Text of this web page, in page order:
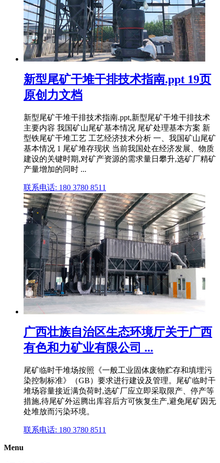
新型尾矿干堆干排技术指南.ppt 19页
原创力文档
新型尾矿干堆干排技术指南.ppt,新型尾矿干堆干排技术
主要内容 我国矿山尾矿基本情况 尾矿处理基本方案 新
型铁尾矿干堆工艺 工艺经济技术分析 一、我国矿山尾矿
基本情况 1 尾矿堆存现状 当前我国处在经济发展、物质
建设的关键时期,对矿产资源的需求量日攀升,选矿厂精矿
产量增加的同时 ...
联系电话: 180 3780 8511
广西壮族自治区生态环境厅关于广西
有色和力矿业有限公司 ...
尾矿临时干堆场按照《一般工业固体废物贮存和填埋污
染控制标准》（GB）要求进行建设及管理。尾矿临时干
堆场容量接近满负荷时,选矿厂应立即采取限产、停产等
措施,待尾矿外运腾出库容后方可恢复生产,避免尾矿因无
处堆放而污染环境。
联系电话: 180 3780 8511
Menu